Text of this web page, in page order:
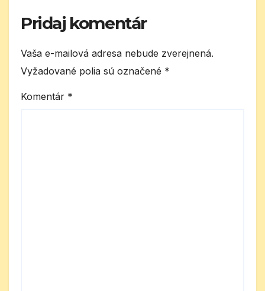
Pridaj komentár
Vaša e-mailová adresa nebude zverejnená.
Vyžadované polia sú označené *
Komentár *